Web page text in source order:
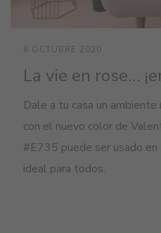
La vie en rose…
8 OCTUBRE 2020
Dale a tu casa un
con el nuevo color de
#E735 puede ser usado en
ideal para todos.